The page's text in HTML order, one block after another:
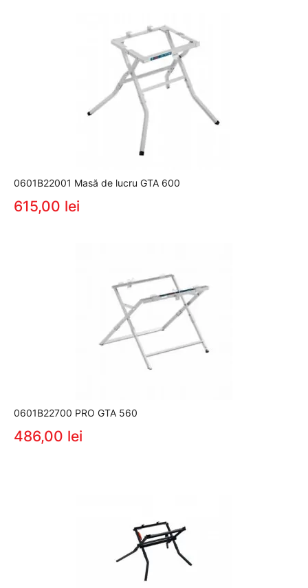
0601B22001 Masă de lucru GTA 600
615,00 lei
0601B22700 PRO GTA 560
486,00 lei